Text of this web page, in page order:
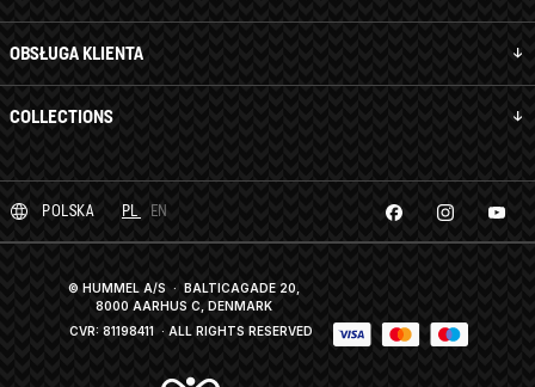
OBSŁUGA KLIENTA
COLLECTIONS
POLSKA PL EN
© HUMMEL A/S · BALTICAGADE 20,
8000 AARHUS C, DENMARK
CVR: 81198411 · ALL RIGHTS RESERVED